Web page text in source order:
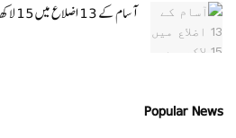
آسام کے 13 اضلاع میں 15 لاکھ سے زائد افراد سیلاب سے متاثر
Popular News